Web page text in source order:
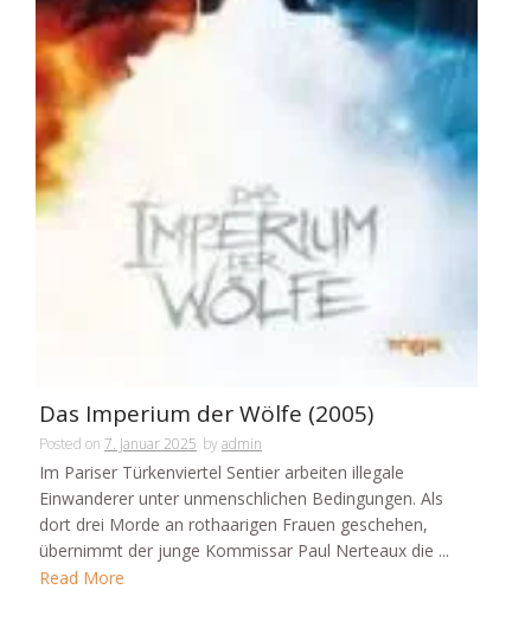
Das Imperium der Wölfe (2005)
Posted on 7. Januar 2025 byadmin
Im Pariser Türkenviertel Sentier arbeiten illegale
Einwanderer unter unmenschlichen Bedingungen. Als
dort drei Morde an rothaarigen Frauen geschehen,
übernimmt der junge Kommissar Paul Nerteaux die ...
Read More